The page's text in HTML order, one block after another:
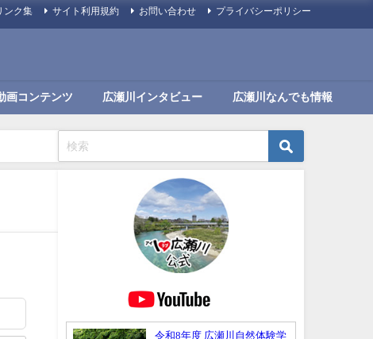
ンク集 サイト利用規約 お問い合わせ プライバシーポリシー
画コンテンツ 広瀬川インタビュー 広瀬川なんでも情報